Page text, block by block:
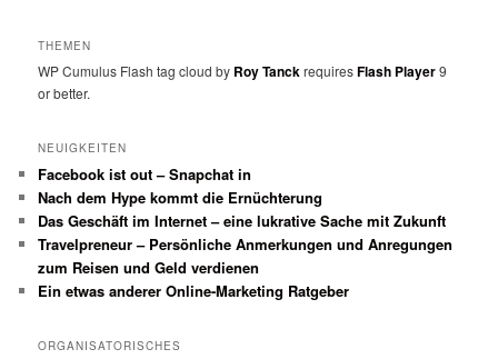
THEMEN
WP Cumulus Flash tag cloud by Roy TanckrequiresFlash Player9
or better.
NEUIGKEITEN
Facebook ist out – Snapchat in
Nach dem Hype kommt die Ernüchterung
Das Geschäft im Internet – eine lukrative Sache mit Zukunft
Travelpreneur – Persönliche Anmerkungen und Anregungen
zum Reisen und Geld verdienen
Ein etwas anderer Online-Marketing Ratgeber
ORGANISATORISCHES